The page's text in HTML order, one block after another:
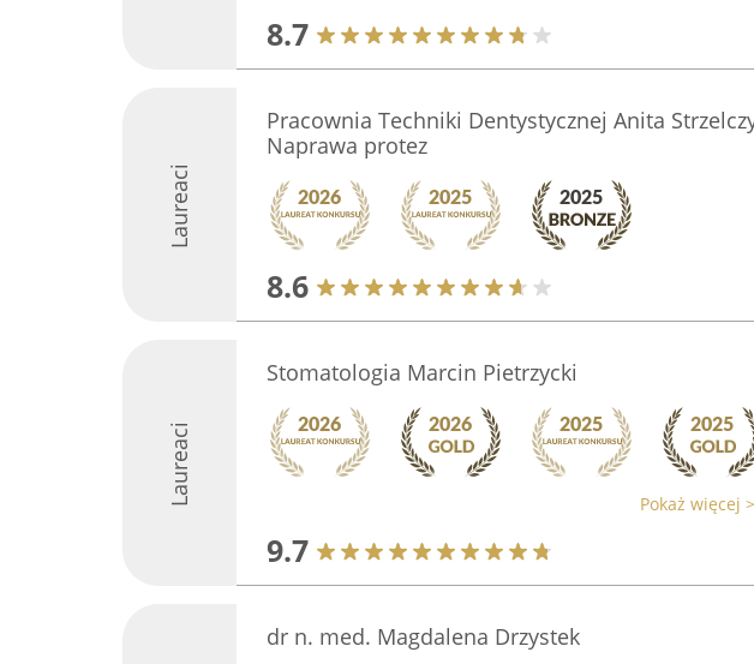
8.7
Laureaci
Pracownia Techniki Dentystycznej Anita
Naprawa protez
8.6
Laureaci
Stomatologia Marcin Pietrzycki
Pokaż więcej
9.7
dr n. med. Magdalena Drzystek